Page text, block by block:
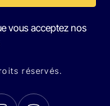
vous acceptez nos
réservés.